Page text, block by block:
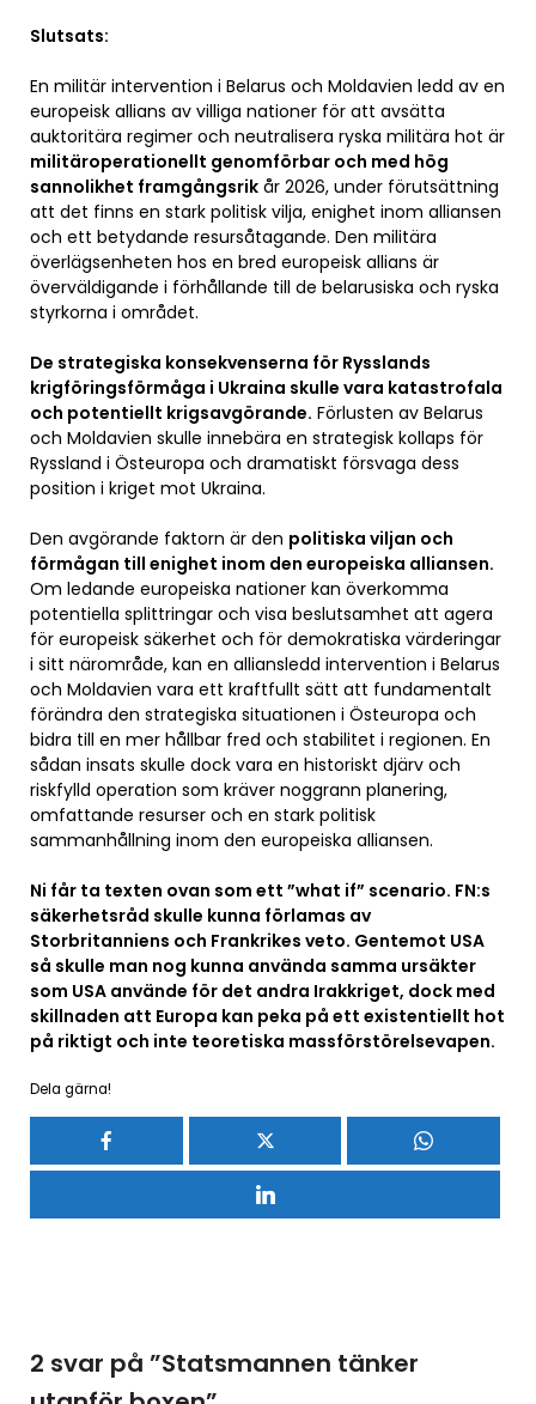
Slutsats:
En militär intervention i Belarus och Moldavien ledd av en
europeisk allians av villiga nationer för att avsätta
auktoritära regimer och neutralisera ryska militära hot är
militäroperationellt genomförbar och med hög
sannolikhet framgångsrik år 2026, under förutsättning
att det finns en stark politisk vilja, enighet inom alliansen
och ett betydande resursåtagande. Den militära
överlägsenheten hos en bred europeisk allians är
överväldigande i förhållande till de belarusiska och ryska
styrkorna i området.
De strategiska konsekvenserna för Rysslands
krigföringsförmåga i Ukraina skulle vara katastrofala
och potentiellt krigsavgörande. Förlusten av Belarus
och Moldavien skulle innebära en strategisk kollaps för
Ryssland i Östeuropa och dramatiskt försvaga dess
position i kriget mot Ukraina.
Den avgörande faktorn är den politiska viljan och
förmågan till enighet inom den europeiska alliansen.
Om ledande europeiska nationer kan överkomma
potentiella splittringar och visa beslutsamhet att agera
för europeisk säkerhet och för demokratiska värderingar
i sitt närområde, kan en alliansledd intervention i Belarus
och Moldavien vara ett kraftfullt sätt att fundamentalt
förändra den strategiska situationen i Östeuropa och
bidra till en mer hållbar fred och stabilitet i regionen. En
sådan insats skulle dock vara en historiskt djärv och
riskfylld operation som kräver noggrann planering,
omfattande resurser och en stark politisk
sammanhållning inom den europeiska alliansen.
Ni får ta texten ovan som ett ”what if” scenario. FN:s
säkerhetsråd skulle kunna förlamas av
Storbritanniens och Frankrikes veto. Gentemot USA
så skulle man nog kunna använda samma ursäkter
som USA använde för det andra Irakkriget, dock med
skillnaden att Europa kan peka på ett existentiellt hot
på riktigt och inte teoretiska massförstörelsevapen.
Dela gärna!
2 svar på ”Statsmannen tänker